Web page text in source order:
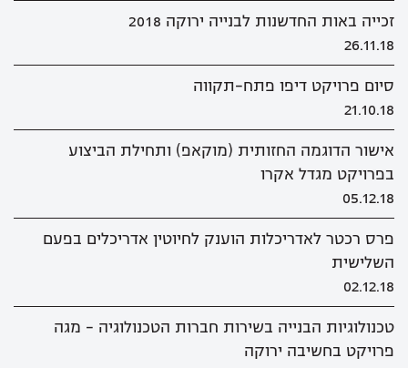
זכייה באות החדשנות לבנייה ירוקה 2018
26.11.18
סיום פרויקט דיפו פתח-תקווה
21.10.18
אישור הדוגמה החזותית (מוקאפ) ותחילת הביצוע
בפרויקט מגדל אקרו
05.12.18
פרס רכטר לאדריכלות הוענק לחיוטין אדריכלים בפעם
השלישית
02.12.18
טכנולוגיות הבנייה בשירות חברות הטכנולוגיה - מגה
פרויקט בחשיבה ירוקה